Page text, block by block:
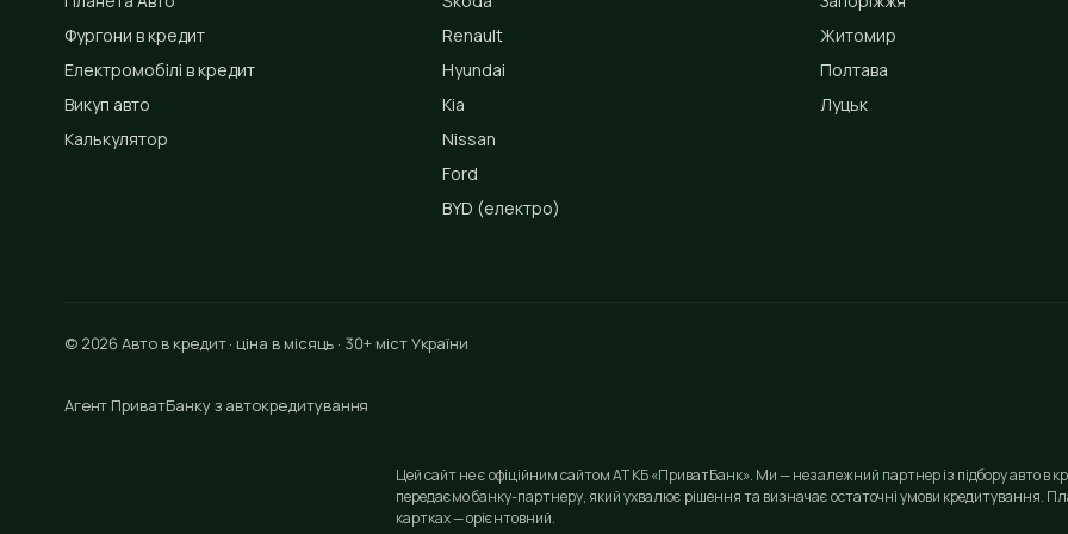
Фургони в кредит
Електромобілі в кредит
Викуп авто
Калькулятор
Renault
Hyundai
Kia
Nissan
Ford
BYD (електро)
Житомир
Полтава
Луцьк
© 2026 Авто в кредит · ціна в місяць · 30+ міст України
Агент ПриватБанку з автокредитування
Цей сайт не є офіційним сайтом АТ КБ «ПриватБанк». Ми — незалежний партнер із підбору авто в
передаємо банку-партнеру, який ухвалює рішення та визначає остаточні умови кредитування.
картках — орієнтовний.